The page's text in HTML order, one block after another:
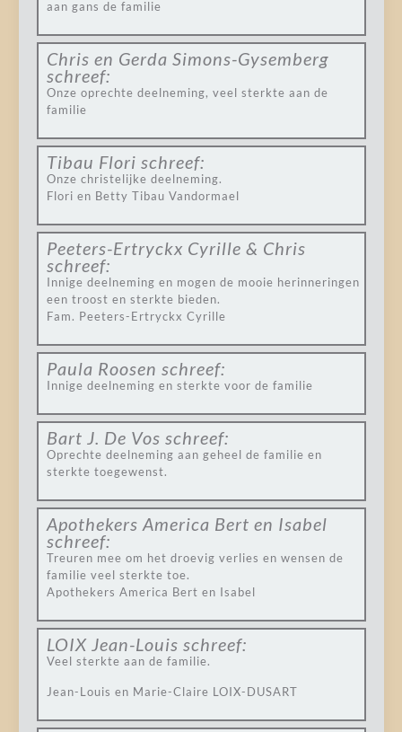
aan gans de familie
Chris en Gerda Simons-Gysemberg
schreef:
Onze oprechte deelneming, veel sterkte aan de
familie
Tibau Flori schreef:
Onze christelijke deelneming.
Flori en Betty Tibau Vandormael
Peeters-Ertryckx Cyrille & Chris
schreef:
Innige deelneming en mogen de mooie herinneringen
een troost en sterkte bieden.
Fam. Peeters-Ertryckx Cyrille
Paula Roosen schreef:
Innige deelneming en sterkte voor de familie
Bart J. De Vos schreef:
Oprechte deelneming aan geheel de familie en
sterkte toegewenst.
Apothekers America Bert en Isabel
schreef:
Treuren mee om het droevig verlies en wensen de
familie veel sterkte toe.
Apothekers America Bert en Isabel
LOIX Jean-Louis schreef:
Veel sterkte aan de familie.
Jean-Louis en Marie-Claire LOIX-DUSART